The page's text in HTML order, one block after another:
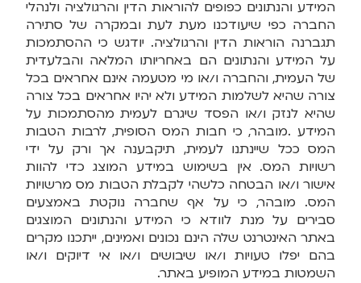
המידע והנתונים כפופים להוראות הדין והרגולציה ולנהלי
החברה כפי שיעודכנו מעת לעת ובמקרה של סתירה
תגברנה הוראות הדין והרגולציה. יודגש כי ההסתמכות
על המידע והנתונים הם באחריותו המלאה והבלעדית
של העמית, והחברה ו/או מי מטעמה אינם אחראים בכל
צורה שהיא לשלמות המידע ולא יהיו אחראים בכל צורה
שהיא לנזק ו/או הפסד שיגרם לעמית מהסתמכות על
המידע .מובהר, כי חבות המס הסופית, לרבות הטבות
המס ככל שיינתנו לעמית, תיקבענה אך ורק על ידי
רשויות המס. אין בשימוש במידע המוצג כדי להוות
אישור ו/או הבטחה כלשהי לקבלת הטבות מס מרשויות
המס. מובהר, כי על אף שחברה נוקטת באמצעים
סבירים על מנת לוודא כי המידע והנתונים המוצגים
באתר האינטרנט שלה הינם נכונים ואמינים, ייתכנו מקרים
בהם יפלו טעויות ו/או שיבושים ו/או אי דיוקים ו/או
השמטות במידע המופיע באתר.